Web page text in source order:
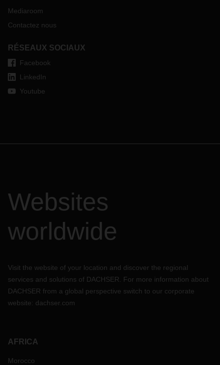
Mediaroom
Contactez nous
RÉSEAUX SOCIAUX
Facebook
LinkedIn
Youtube
Websites
worldwide
Visit the website of your location and discover the regional
services and solutions of DACHSER. For more information about
DACHSER from a global perspective switch to our corporate
website: dachser.com
AFRICA
Morocco